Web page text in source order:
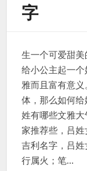
字
生一个可爱甜美
给小公主起一
雅而且富有意
体，那么如何
姓有哪些文雅
家推荐些，吕
吉利名字，吕
行属火；笔…